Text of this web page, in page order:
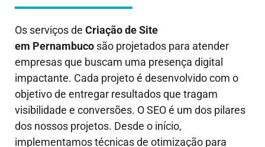
Os serviços de Criação de Site
em Pernambuco são projetados para atender
empresas que buscam uma presença digital
impactante. Cada projeto é desenvolvido com o
objetivo de entregar resultados que tragam
visibilidade e conversões. O SEO é um dos pilares
dos nossos projetos. Desde o início,
implementamos técnicas de otimização para